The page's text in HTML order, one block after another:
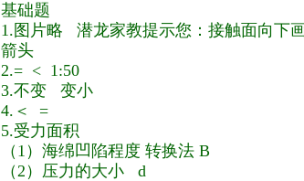
基础题
1.图片略 潜龙家教提示您：接触面向下
箭头
2.= < 1:50
3.不变 变小
4. ＜ =
5.受力面积
（1）海绵凹陷程度 转换法 B
（2）压力的大小 d